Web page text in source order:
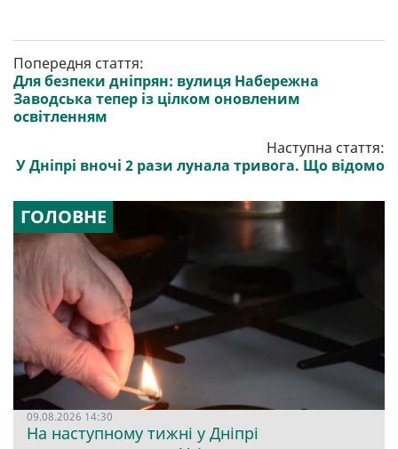
Попередня стаття:
Для безпеки дніпрян: вулиця Набережна
Заводська тепер із цілком оновленим
освітленням
Наступна стаття:
У Дніпрі вночі 2 рази лунала тривога. Що відомо
ГОЛОВНЕ
09.08.2026 14:30
На наступному тижні у Дніпрі